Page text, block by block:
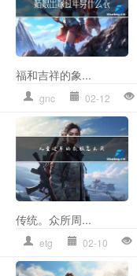
福和吉祥的象...
gnc 02-12
传统。众所周...
etg 02-10